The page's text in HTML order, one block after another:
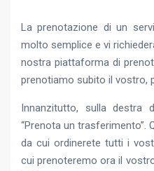
La prenotazione di un
molto semplice e vi
nostra piattaforma di
prenotiamo subito il vostro,
Innanzitutto, sulla destra
“Prenota un trasferimento”.
da cui ordinerete tutti i
cui prenoteremo ora il